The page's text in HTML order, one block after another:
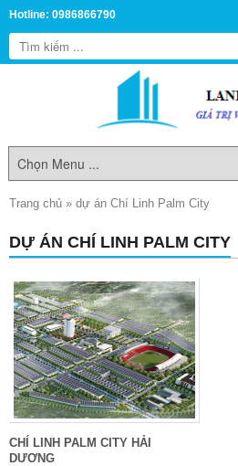
Hotline: 0986866790
Trang chủ » dự án Chí Linh Palm City
DỰ ÁN CHÍ LINH PALM CITY
CHÍ LINH PALM CITY HẢI
DƯƠNG